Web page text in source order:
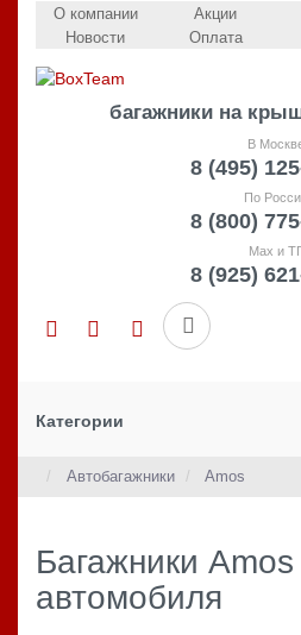
О компании
Новости
Акции
Оплата
багажники на
В
8 (495)
По
8 (800)
Max и
8 (925)
Категории
Автобагажники Amos
Багажники
автомобиля